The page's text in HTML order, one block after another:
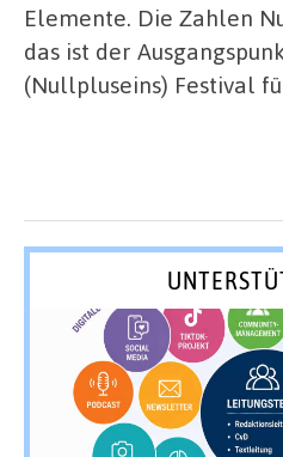
Elemente. Die Zahlen
das ist der
(Nullpluseins) Festival